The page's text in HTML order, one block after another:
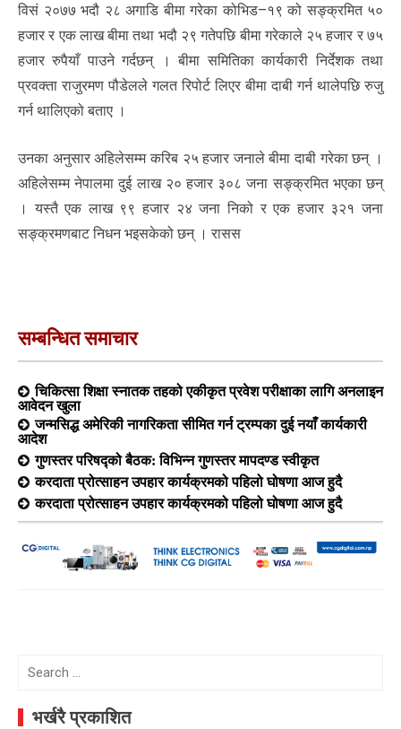
विसं २०७७ भदौ २८ अगाडि बीमा गरेका कोभिड–१९ को सङ्क्रमित ५०
हजार र एक लाख बीमा तथा भदौ २९ गतेपछि बीमा गरेकाले २५ हजार र ७५
हजार रुपैयाँ पाउने गर्दछन् । बीमा समितिका कार्यकारी निर्देशक तथा
प्रवक्ता राजुरमण पौडेलले गलत रिपोर्ट लिएर बीमा दाबी गर्न थालेपछि रुजु
गर्न थालिएको बताए ।
उनका अनुसार अहिलेसम्म करिब २५ हजार जनाले बीमा दाबी गरेका छन् ।
अहिलेसम्म नेपालमा दुई लाख २० हजार ३०८ जना सङ्क्रमित भएका छन्
। यस्तै एक लाख ९९ हजार २४ जना निको र एक हजार ३२१ जना
सङ्क्रमणबाट निधन भइसकेको छन् । रासस
सम्बन्धित समाचार
चिकित्सा शिक्षा स्नातक तहको एकीकृत प्रवेश परीक्षाका लागि अनलाइन
आवेदन खुला
जन्मसिद्ध अमेरिकी नागरिकता सीमित गर्न ट्रम्पका दुई नयाँ कार्यकारी
आदेश
गुणस्तर परिषद्को बैठक: विभिन्न गुणस्तर मापदण्ड स्वीकृत
करदाता प्रोत्साहन उपहार कार्यक्रमको पहिलो घोषणा आज हुदै
करदाता प्रोत्साहन उपहार कार्यक्रमको पहिलो घोषणा आज हुदै
Search
भर्खरै प्रकाशित